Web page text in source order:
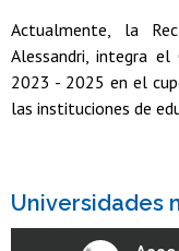
Actualmente, la
Alessandri, integra
2023 - 2025 en el
las instituciones de
Universidades